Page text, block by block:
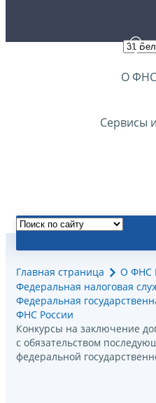
О
Сервисы
Главная страница
О ФНС
Федеральная налоговая
Федеральная
ФНС России
Конкурсы на заключение
с обязательством
федеральной